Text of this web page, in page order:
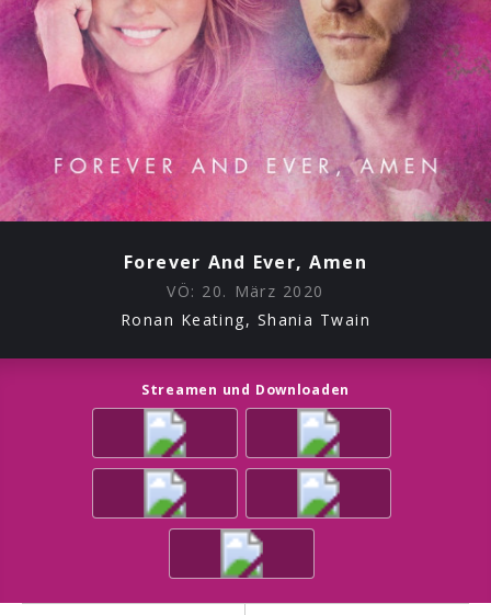
Forever And Ever, Amen
VÖ: 20. März 2020
Ronan Keating, Shania Twain
Streamen und Downloaden